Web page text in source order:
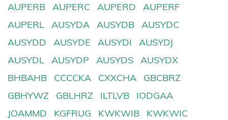
AUPERB
AUPERC AUPERD
AUPERF
AUPERL
AUSYDA AUSYDB
AUSYDC
AUSYDD
AUSYDE AUSYDI
AUSYDJ
AUSYDL
AUSYDP AUSYDS
AUSYDX
BHBAHB
CCCCKA CXXCHA
GBCBRZ
GBHYWZ
GBLHRZ ILTLVB
IODGAA
JOAMMD
KGFRUG KWKWIB
KWKWIC